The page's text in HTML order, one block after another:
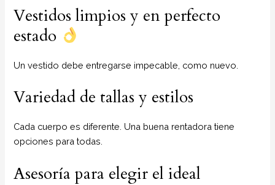
Vestidos limpios y en perfecto
estado
Un vestido debe entregarse impecable, como nuevo.
Variedad de tallas y estilos
Cada cuerpo es diferente. Una buena rentadora tiene
opciones para todas.
Asesoría para elegir el ideal